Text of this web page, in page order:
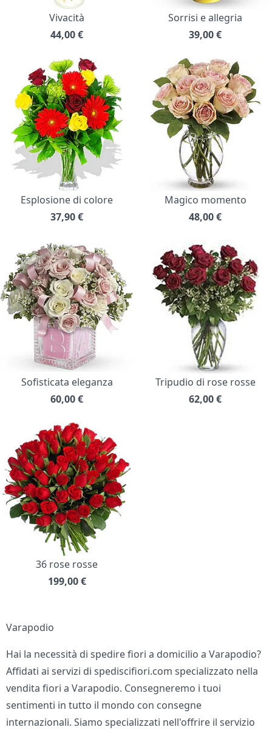
Vivacità
44,00€
Sorrisi e allegria
39,00€
Esplosione di colore
37,90€
Magico momento
48,00€
Sofisticata eleganza
60,00€
Tripudio di rose rosse
62,00€
36 rose rosse
199,00 €
Varapodio
Hai la necessità di spedire fiori a domicilio a Varapodio?
Affidati ai servizi di spediscifiori.com specializzato nella
vendita fiori a Varapodio. Consegneremo i tuoi
sentimenti in tutto il mondo con consegne
internazionali. Siamo specializzati nell'offrire il servizio